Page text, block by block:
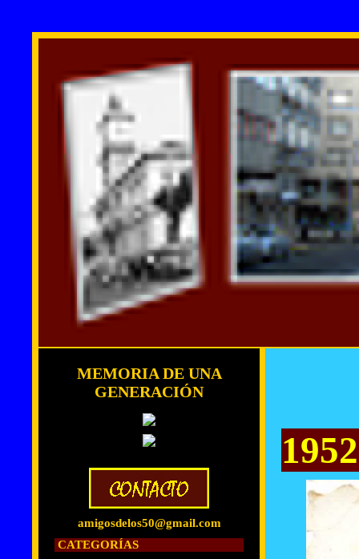
MEMORIA DE UNA
GENERACIÓN
amigosdelos50@gmail.com
CATEGORÍAS